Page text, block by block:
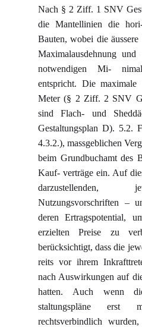
Nach § 2 Ziff. 1 SNV
die Mantellinien die
Bauten, wobei die
Maximalausdehnung
notwendigen Mi-
entspricht. Die maximale
Meter (§ 2 Ziff. 2 SNV
sind Flach- und
Gestaltungsplan D). 5.2.
4.3.2.), massgeblichen
beim Grundbuchamt des
Kauf- verträge ein. Auf
darzustellenden,
Nutzungsvorschriften –
deren Ertragspotential,
erzielten Preise zu
berücksichtigt, dass die
reits vor ihrem
nach Auswirkungen auf
hatten. Auch wenn
staltungspläne erst
rechtsverbindlich